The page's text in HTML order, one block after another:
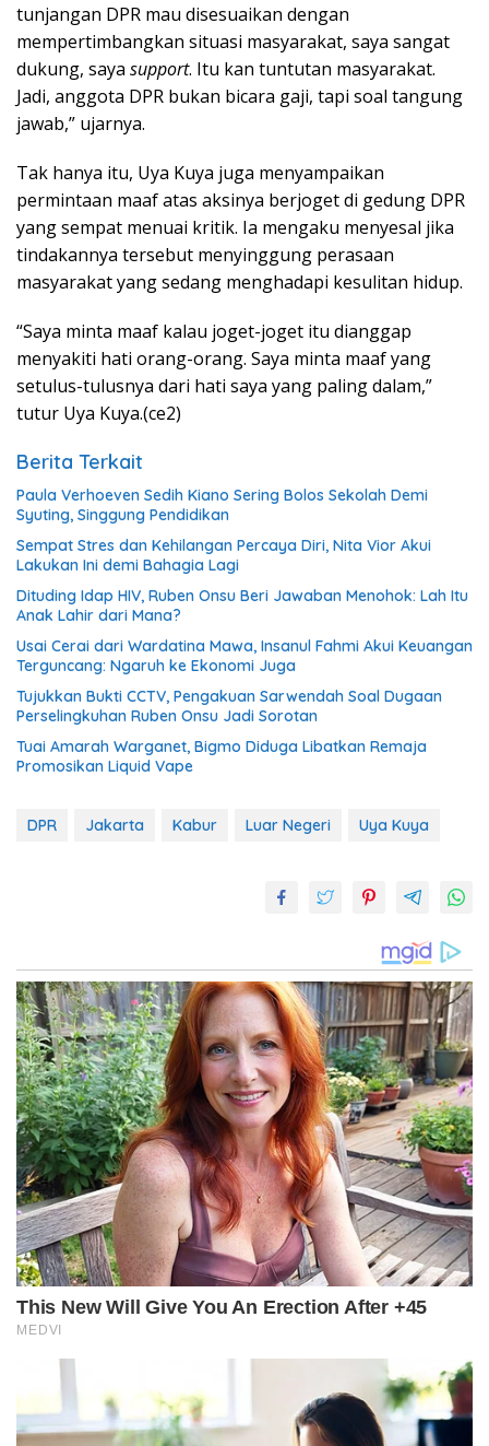
tunjangan DPR mau disesuaikan dengan
mempertimbangkan situasi masyarakat, saya sangat
dukung, saya support. Itu kan tuntutan masyarakat.
Jadi, anggota DPR bukan bicara gaji, tapi soal tangung
jawab,” ujarnya.
Tak hanya itu, Uya Kuya juga menyampaikan
permintaan maaf atas aksinya berjoget di gedung DPR
yang sempat menuai kritik. Ia mengaku menyesal jika
tindakannya tersebut menyinggung perasaan
masyarakat yang sedang menghadapi kesulitan hidup.
“Saya minta maaf kalau joget-joget itu dianggap
menyakiti hati orang-orang. Saya minta maaf yang
setulus-tulusnya dari hati saya yang paling dalam,”
tutur Uya Kuya.(ce2)
Berita Terkait
Paula Verhoeven Sedih Kiano Sering Bolos Sekolah Demi
Syuting, Singgung Pendidikan
Sempat Stres dan Kehilangan Percaya Diri, Nita Vior Akui
Lakukan Ini demi Bahagia Lagi
Dituding Idap HIV, Ruben Onsu Beri Jawaban Menohok: Lah Itu
Anak Lahir dari Mana?
Usai Cerai dari Wardatina Mawa, Insanul Fahmi Akui Keuangan
Terguncang: Ngaruh ke Ekonomi Juga
Tujukkan Bukti CCTV, Pengakuan Sarwendah Soal Dugaan
Perselingkuhan Ruben Onsu Jadi Sorotan
Tuai Amarah Warganet, Bigmo Diduga Libatkan Remaja
Promosikan Liquid Vape
DPR Jakarta Kabur Luar Negeri Uya Kuya